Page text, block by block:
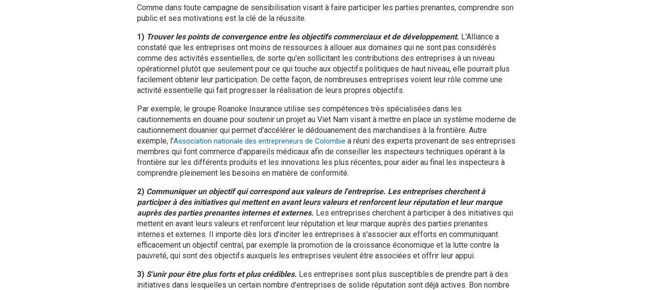
Comme dans toute campagne de sensibilisation visant à faire participer les parties prenantes, comprendre son
public et ses motivations est la clé de la réussite.
1) Trouver les points de convergence entre les objectifs commerciaux et de développement. L'Alliance a
constaté que les entreprises ont moins de ressources à allouer aux domaines qui ne sont pas considérés
comme des activités essentielles, de sorte qu'en sollicitant les contributions des entreprises à un niveau
opérationnel plutôt que seulement pour ce qui touche aux objectifs politiques de haut niveau, elle pourrait plus
facilement obtenir leur participation. De cette façon, de nombreuses entreprises voient leur rôle comme une
activité essentielle qui fait progresser la réalisation de leurs propres objectifs.
Par exemple, le groupe Roanoke Insurance utilise ses compétences très spécialisées dans les
cautionnements en douane pour soutenir un projet au Viet Nam visant à mettre en place un système moderne de
cautionnement douanier qui permet d'accélérer le dédouanement des marchandises à la frontière. Autre
exemple, l'Association nationale des entrepreneurs de Colombie a réuni des experts provenant de ses entreprises
membres qui font commerce d'appareils médicaux afin de conseiller les inspecteurs techniques opérant à la
frontière sur les différents produits et les innovations les plus récentes, pour aider au final les inspecteurs à
comprendre pleinement les besoins en matière de conformité.
2) Communiquer un objectif qui correspond aux valeurs de l'entreprise. Les entreprises cherchent à
participer à des initiatives qui mettent en avant leurs valeurs et renforcent leur réputation et leur marque
auprès des parties prenantes internes et externes. Les entreprises cherchent à participer à des initiatives qui
mettent en avant leurs valeurs et renforcent leur réputation et leur marque auprès des parties prenantes
internes et externes. Il importe dès lors d'inciter les entreprises à s'associer aux efforts en communiquant
efficacement un objectif central, par exemple la promotion de la croissance économique et la lutte contre la
pauvreté, qui sont des objectifs auxquels les entreprises veulent être associées et offrir leur appui.
3) S'unir pour être plus forts et plus crédibles. Les entreprises sont plus susceptibles de prendre part à des
initiatives dans lesquelles un certain nombre d'entreprises de solide réputation sont déjà actives. Bon nombre